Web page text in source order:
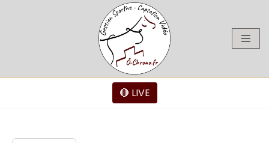
🔴 LIVE